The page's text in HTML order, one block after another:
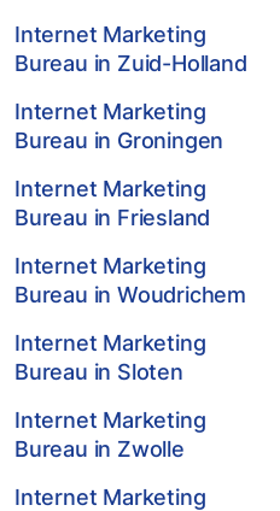
Internet Marketing
Bureau in Zuid-Holland
Internet Marketing
Bureau in Groningen
Internet Marketing
Bureau in Friesland
Internet Marketing
Bureau in Woudrichem
Internet Marketing
Bureau in Sloten
Internet Marketing
Bureau in Zwolle
Internet Marketing